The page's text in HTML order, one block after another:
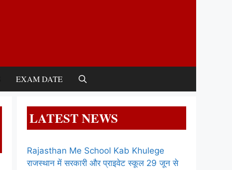
EXAM DATE
LATEST NEWS
Rajasthan Me School Kab Khulege
राजस्थान में सरकारी और प्राइवेट स्कूल 29 जून से